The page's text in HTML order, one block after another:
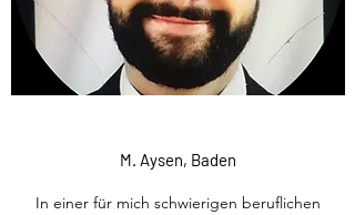
M. Aysen, Baden
In einer für mich schwierigen beruflichen